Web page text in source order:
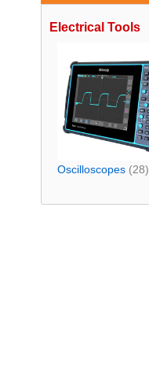
Electrical Tools
Oscilloscopes (28)